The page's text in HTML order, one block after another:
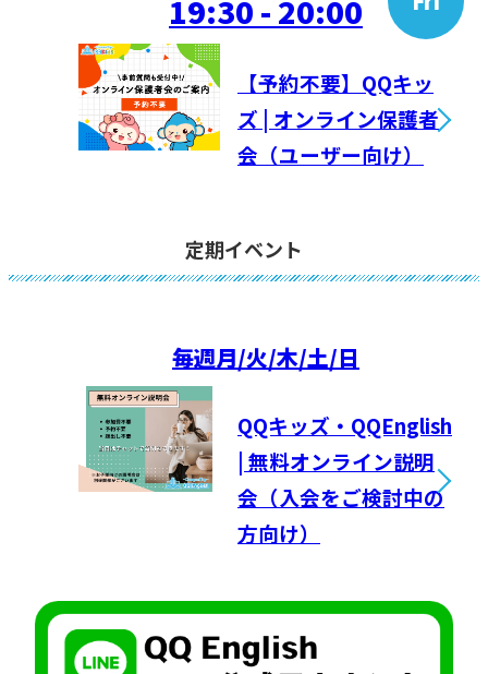
19:30 - 20:00
【予約不要】QQキッ
ズ | オンライン保護者
会（ユーザー向け）
定期イベント
毎週月/火/木/土/日
QQキッズ・QQEnglish
| 無料オンライン説明
会（入会をご検討中の
方向け）